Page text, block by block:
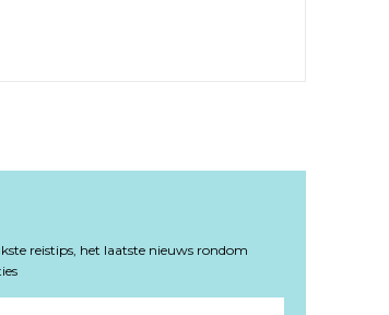
reistips, het laatste nieuws rondom